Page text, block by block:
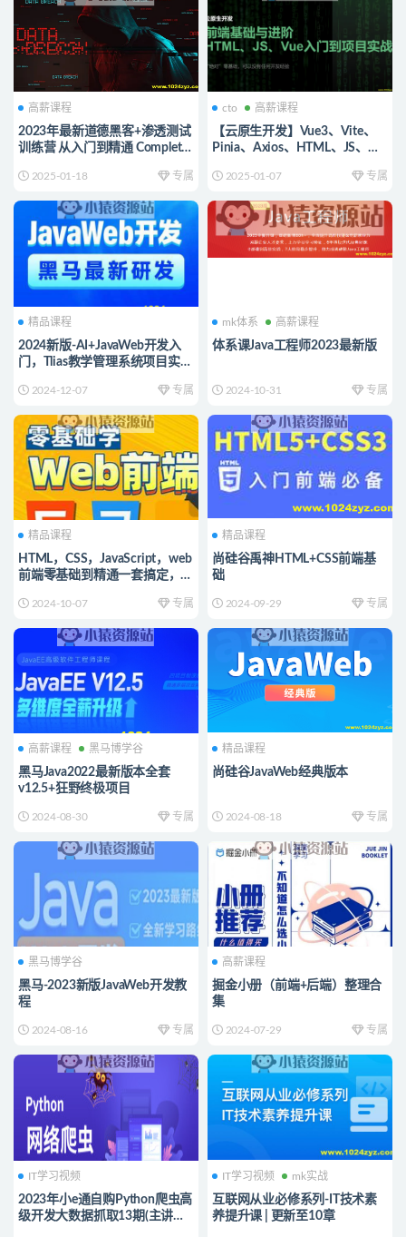
高薪课程
2023年最新道德黑客+渗透测试
训练营 从入门到精通 Complete
Zero to Mastery
2025-01-18 专属
cto 高薪课程
【云原生开发】Vue3、Vite、
Pinia、Axios、HTML、JS、
2025-01-07 专属
精品课程
2024新版-AI+JavaWeb开发入
门，Tlias教学管理系统项目实战
2024-12-07 专属
mk体系 高薪课程
体系课Java工程师2023最新版
2024-10-31 专属
精品课程
HTML，CSS，JavaScript，web
前端零基础到精通一套搞定，专
2024-10-07 专属
精品课程
尚硅谷禹神HTML+CSS前端基
础
2024-09-29 专属
高薪课程 黑马博学谷
黑马Java2022最新版本全套
v12.5+狂野终极项目
2024-08-30 专属
精品课程
尚硅谷JavaWeb经典版本
2024-08-18 专属
黑马博学谷
黑马-2023新版JavaWeb开发教
程
2024-08-16 专属
高薪课程
掘金小册（前端+后端）整理合
集
2024-07-29 专属
IT学习视频
2023年小e通自购Python爬虫高
级开发大数据抓取13期(主讲青
IT学习视频 mk实战
互联网从业必修系列-IT技术素
养提升课 | 更新至10章